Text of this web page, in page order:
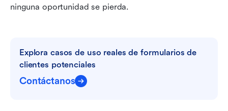
ninguna oportunidad se pierda.
Explora casos de uso reales de formularios de
clientes potenciales
Contáctanos